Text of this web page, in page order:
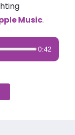
Music.
0:42